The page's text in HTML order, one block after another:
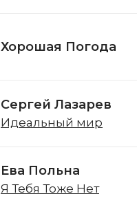
Хорошая Погода
Сергей Лазарев
Идеальный мир
Ева Польна
Я Тебя Тоже Нет